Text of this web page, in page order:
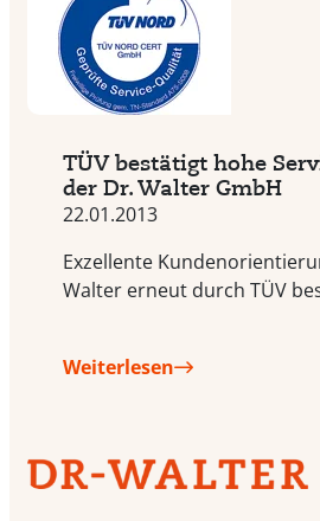
TÜV bestätigt hohe
der Dr. Walter GmbH
22.01.2013
Exzellente
Walter erneut durch TÜV
Weiterlesen